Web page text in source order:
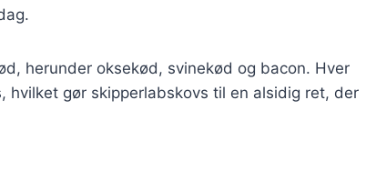
herunder oksekød, svinekød og bacon. Hver
hvilket gør skipperlabskovs til en alsidig ret, der